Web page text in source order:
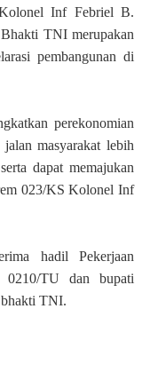
Inf Febriel B.
TNI merupakan
pembangunan di
perekonomian
masyarakat lebih
dapat memajukan
023/KS Kolonel Inf
hadil Pekerjaan
TU dan bupati
TNI.